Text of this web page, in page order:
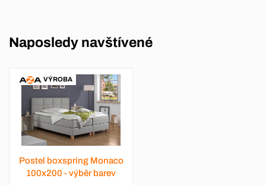
Naposledy navštívené
VÝROBA
Postel boxspring Monaco
100x200 - výběr barev